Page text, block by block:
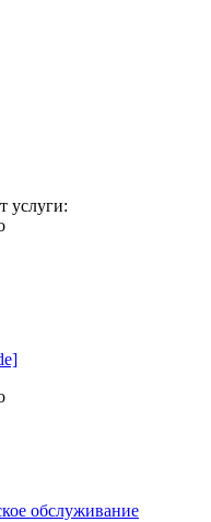
услуги:
обслуживание